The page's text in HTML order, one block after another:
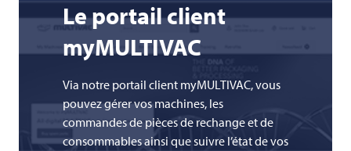
Le portail client
myMULTIVAC
Via notre portail client myMULTIVAC, vous
pouvez gérer vos machines, les
commandes de pièces de rechange et de
consommables ainsi que suivre l’état de vos